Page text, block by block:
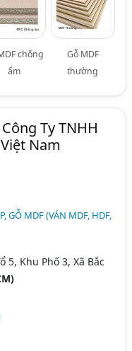
chống
ẩm
Gỗ MDF
thường
Ty TNHH
Nam
GỖ MDF (VÁN MDF, HDF,
5, Khu Phố 3, Xã Bắc